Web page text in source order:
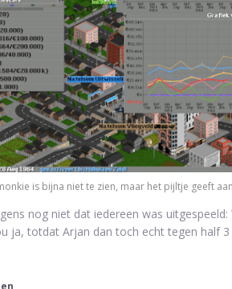
is bijna niet te zien, maar het pijltje geeft
nog niet dat iedereen was
ja, totdat Arjan dan toch echt tegen half